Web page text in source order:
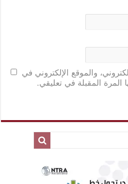
والموقع الإلكتروني في
المرة المقبلة في تعليقي.